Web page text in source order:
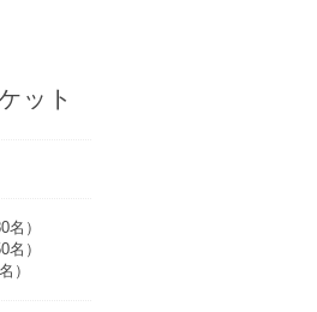
ット
）
）
）